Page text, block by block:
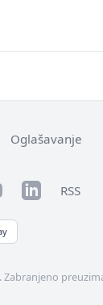
Oglašavanje
LinkedInRSS